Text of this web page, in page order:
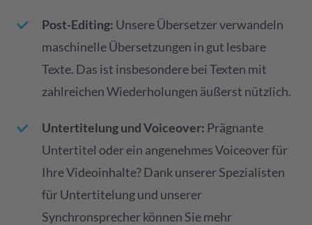
Post-Editing: Unsere Übersetzer verwandeln
maschinelle Übersetzungen in gut lesbare
Texte. Das ist insbesondere bei Texten mit
zahlreichen Wiederholungen äußerst nützlich.
Untertitelung und Voiceover: Prägnante
Untertitel oder ein angenehmes Voiceover für
Ihre Videoinhalte? Dank unserer Spezialisten
für Untertitelung und unserer
Synchronsprecher können Sie mehr